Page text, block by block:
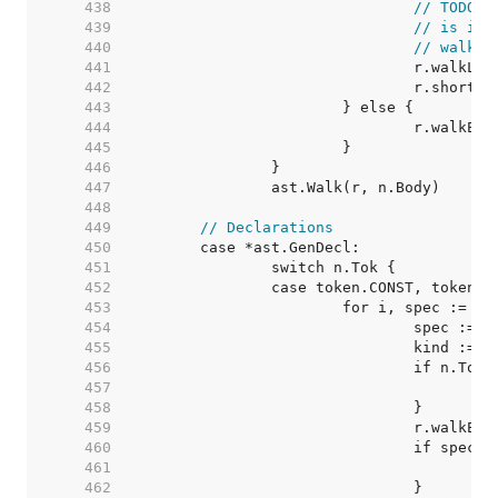
   438
//
   439
// is it
   440
// walk
   441
   442
   443
   444
   445
   446
   447
   448
   449
// Declarations
   450
   451
   452
   453
   454
   455
   456
   457
   458
   459
   460
   461
   462